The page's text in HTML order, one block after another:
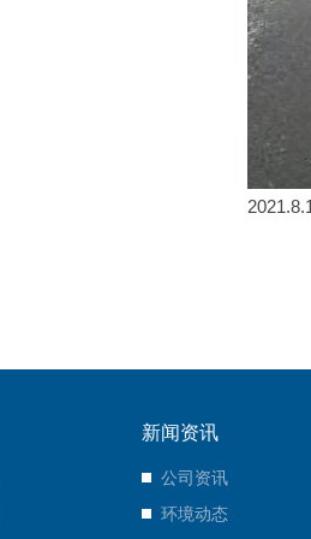
新闻资讯
公司资讯
环境动态